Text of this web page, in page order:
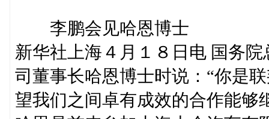
李鹏会见哈恩博士
新华社上海４月１８日电 国务
司董事长哈恩博士时说：“你是
望我们之间卓有成效的合作能够